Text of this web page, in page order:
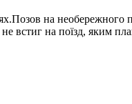
на необережного
встиг на поїзд, яким